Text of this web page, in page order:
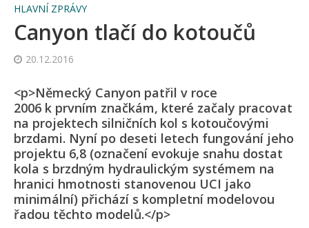
HLAVNÍ ZPRÁVY
Canyon tlačí do kotoučů
20.12.2016
<p>Německý Canyon patřil v roce
2006 k prvním značkám, které začaly pracovat
na projektech silničních kol s kotoučovými
brzdami. Nyní po deseti letech fungování jeho
projektu 6,8 (označení evokuje snahu dostat
kola s brzdným hydraulickým systémem na
hranici hmotnosti stanovenou UCI jako
minimální) přichází s kompletní modelovou
řadou těchto modelů.</p>